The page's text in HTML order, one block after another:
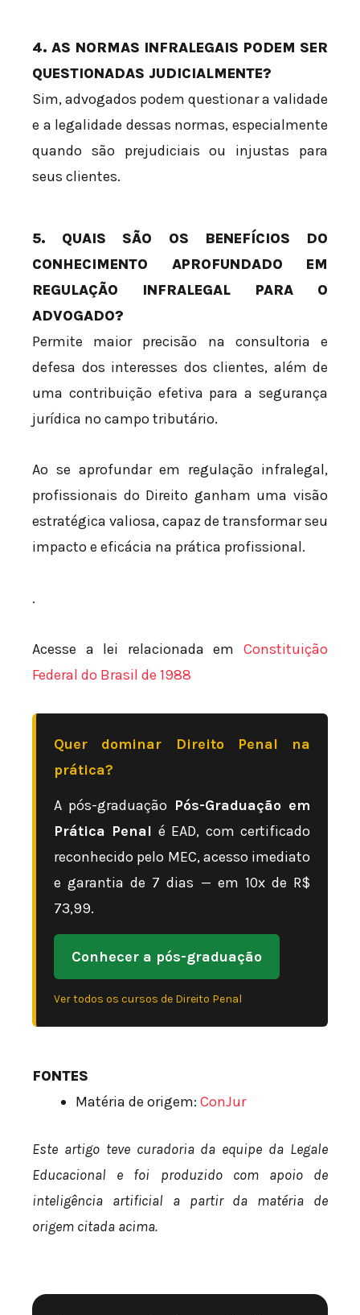
4. AS NORMAS INFRALEGAIS PODEM SER
QUESTIONADAS JUDICIALMENTE?
Sim, advogados podem questionar a validade
e a legalidade dessas normas, especialmente
quando são prejudiciais ou injustas para
seus clientes.
5. QUAIS SÃO OS BENEFÍCIOS DO
CONHECIMENTO APROFUNDADO EM
REGULAÇÃO INFRALEGAL PARA O
ADVOGADO?
Permite maior precisão na consultoria e
defesa dos interesses dos clientes, além de
uma contribuição efetiva para a segurança
jurídica no campo tributário.
Ao se aprofundar em regulação infralegal,
profissionais do Direito ganham uma visão
estratégica valiosa, capaz de transformar seu
impacto e eficácia na prática profissional.
.
Acesse a lei relacionada em Constituição
Federal do Brasil de 1988
Quer dominar Direito Penal na
prática?
A pós-graduação Pós-Graduação em
Prática Penal é EAD, com certificado
reconhecido pelo MEC, acesso imediato
e garantia de 7 dias — em 10x de R$
73,99.
Conhecer a pós-graduação
Ver todos os cursos de Direito Penal
FONTES
Matéria de origem: ConJur
Este artigo teve curadoria da equipe da Legale
Educacional e foi produzido com apoio de
inteligência artificial a partir da matéria de
origem citada acima.